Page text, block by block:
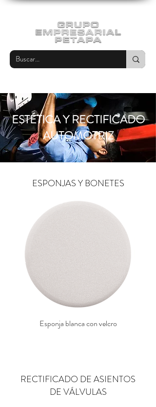
ESTÉTICA Y RECTIFICADO
AUTOMOTRIZ
ESPONJAS Y BONETES
Esponja blanca con velcro
RECTIFICADO DE ASIENTOS
DE VÁLVULAS